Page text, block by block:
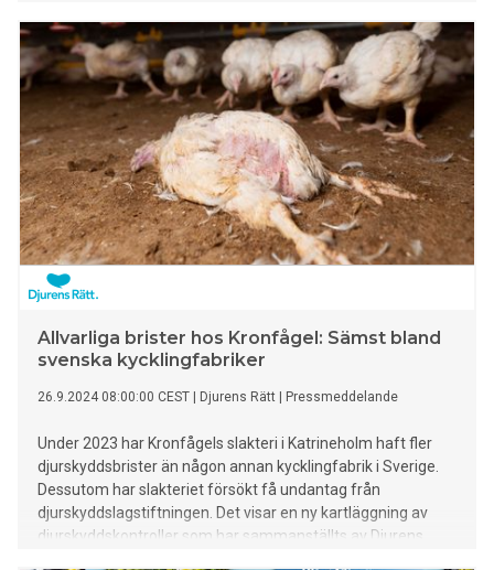
är starkt kritiska till det fortsatta lidandet och bedömer att
en systemförändring krävs.
Allvarliga brister hos Kronfågel: Sämst bland
svenska kycklingfabriker
26.9.2024 08:00:00 CEST Djurens Rätt Pressmeddelande
Under 2023 har Kronfågels slakteri i Katrineholm haft fler
djurskyddsbrister än någon annan kycklingfabrik i Sverige.
Dessutom har slakteriet försökt få undantag från
djurskyddslagstiftningen. Det visar en ny kartläggning av
djurskyddskontroller som har sammanställts av Djurens